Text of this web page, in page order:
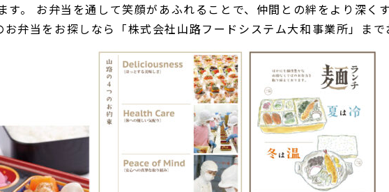
。 お弁当を通して笑顔があふれることで、仲間との絆をより深く
弁当をお探しなら「株式会社山路フードシステム大和事業所」まで